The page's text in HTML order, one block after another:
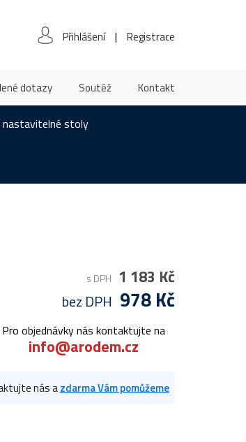
Přihlášení | Registrace
dotazy Soutěž Kontakt
nastavitelné stoly
s DPH 1 183 Kč
bez DPH 978 Kč
Pro objednávky nás kontaktujte na
info@arodem.cz
nás azdarma Vám pomůžeme